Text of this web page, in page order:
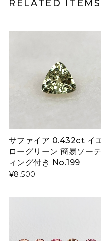
RELATED ITEMS
サファイア 0.432ct イ
ローグリーン 簡易ソーテ
ィング付き No.199
¥8,500